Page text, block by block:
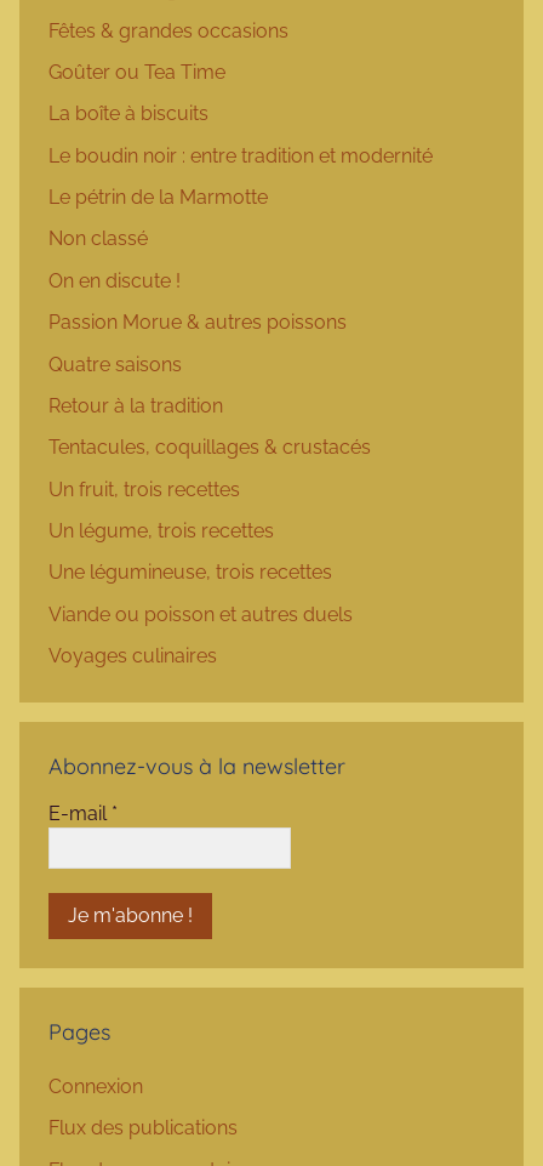
Fêtes & grandes occasions
Goûter ou Tea Time
La boîte à biscuits
Le boudin noir : entre tradition et modernité
Le pétrin de la Marmotte
Non classé
On en discute !
Passion Morue & autres poissons
Quatre saisons
Retour à la tradition
Tentacules, coquillages & crustacés
Un fruit, trois recettes
Un légume, trois recettes
Une légumineuse, trois recettes
Viande ou poisson et autres duels
Voyages culinaires
Abonnez-vous à la newsletter
E-mail *
Pages
Connexion
Flux des publications